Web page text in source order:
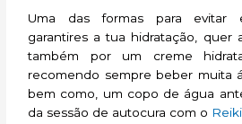
Uma das formas para evitar
garantires a tua hidratação, quer
também por um creme
recomendo sempre beber muita
bem como, um copo de água
da sessão de autocura com o Reiki